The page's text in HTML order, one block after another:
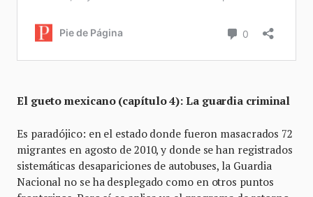
El gueto mexicano (capítulo 4): La guardia criminal
Es paradójico: en el estado donde fueron masacrados 72
migrantes en agosto de 2010, y donde se han registrados
sistemáticas desapariciones de autobuses, la Guardia
Nacional no se ha desplegado como en otros puntos